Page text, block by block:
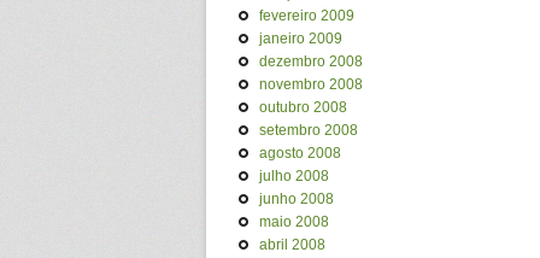
fevereiro 2009
janeiro 2009
dezembro 2008
novembro 2008
outubro 2008
setembro 2008
agosto 2008
julho 2008
junho 2008
maio 2008
abril 2008